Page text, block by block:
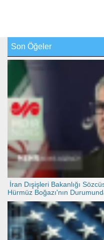
Son Öğeler
İran Dışişleri Bakanlığı
Hürmüz Boğazı'nın